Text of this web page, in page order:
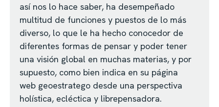
así nos lo hace saber, ha desempeñado
multitud de funciones y puestos de lo más
diverso, lo que le ha hecho conocedor de
diferentes formas de pensar y poder tener
una visión global en muchas materias, y por
supuesto, como bien indica en su página
web geoestratego desde una perspectiva
holística, ecléctica y librepensadora.